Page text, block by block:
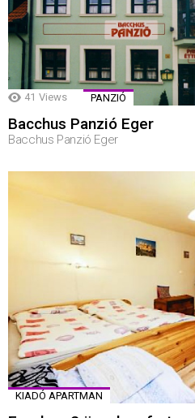
41 Views PANZIÓ
Bacchus Panzió Eger
Bacchus Panzió Eger
KIADÓ APARTMAN